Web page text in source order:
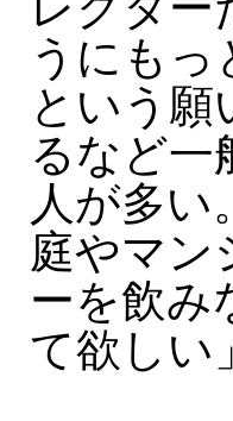
うにも
という願
るなど一
人が多い
庭やマン
ーを飲み
て欲しい